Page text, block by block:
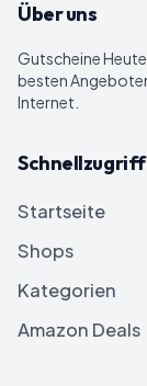
Über uns
Gutscheine Heute
besten
Internet.
Schnellzugriff
Startseite
Shops
Kategorien
Amazon Deals